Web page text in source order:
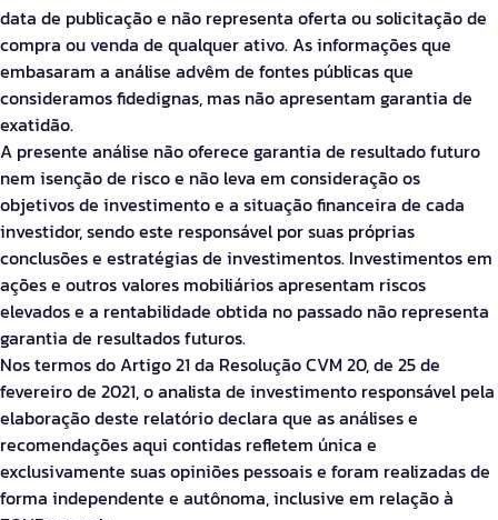
data de publicação e não representa oferta ou solicitação de
compra ou venda de qualquer ativo. As informações que
embasaram a análise advêm de fontes públicas que
consideramos fidedignas, mas não apresentam garantia de
exatidão.
A presente análise não oferece garantia de resultado futuro
nem isenção de risco e não leva em consideração os
objetivos de investimento e a situação financeira de cada
investidor, sendo este responsável por suas próprias
conclusões e estratégias de investimentos. Investimentos em
ações e outros valores mobiliários apresentam riscos
elevados e a rentabilidade obtida no passado não representa
garantia de resultados futuros.
Nos termos do Artigo 21 da Resolução CVM 20, de 25 de
fevereiro de 2021, o analista de investimento responsável pela
elaboração deste relatório declara que as análises e
recomendações aqui contidas refletem única e
exclusivamente suas opiniões pessoais e foram realizadas de
forma independente e autônoma, inclusive em relação à